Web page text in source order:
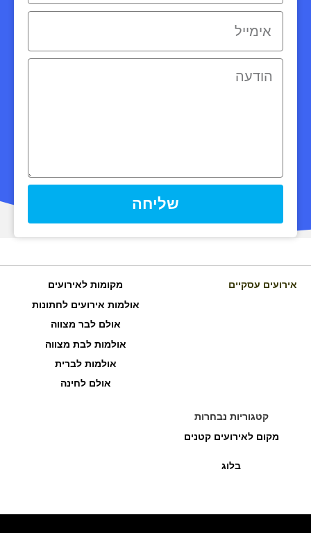
שליחה
אירועים עסקיים
מקומות לאירועים
אולמות אירועים לחתונות
אולם לבר מצווה
אולמות לבת מצווה
אולמות לברית
אולם לחינה
קטגוריות נבחרות
מקום לאירועים קטנים
בלוג